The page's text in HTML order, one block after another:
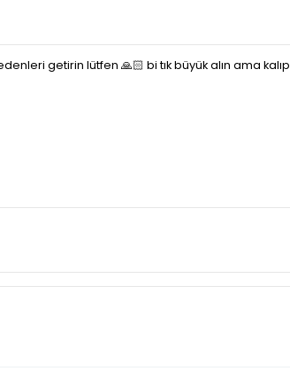
getirin lütfen 🙏🏻 bi tık büyük alın ama kalıp